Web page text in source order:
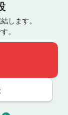
します。
。